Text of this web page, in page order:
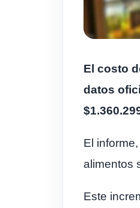
El costo
datos
El
alimentos
Este